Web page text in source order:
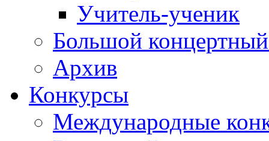
Учитель-ученик
Большой концертный
Архив
Конкурсы
Международные